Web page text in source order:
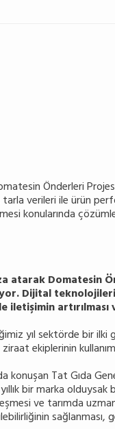
Önderleri
verileri ile ürün
konularında
atarak Domatesin
Dijital
yıl sektörde bir ilki
ekiplerinin
Tat Gıda
bir marka
ve tarımda
sağlanması,